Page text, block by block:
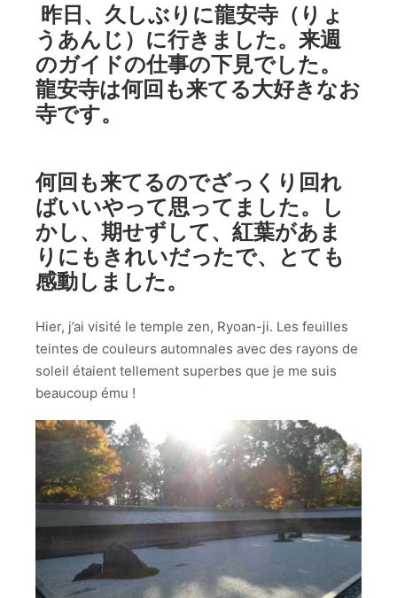
昨日、久しぶりに龍安寺（りょ
うあんじ）に行きました。来週
のガイドの仕事の下見でした。
龍安寺は何回も来てる大好きなお
寺です。
何回も来てるのでざっくり回れ
ばいいやって思ってました。し
かし、期せずして、紅葉があま
りにもきれいだったで、とても
感動しました。
Hier, j’ai visité le temple zen, Ryoan-ji. Les feuilles
teintes de couleurs automnales avec des rayons de
soleil étaient tellement superbes que je me suis
beaucoup ému !